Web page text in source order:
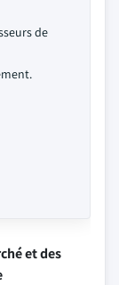
de
et des